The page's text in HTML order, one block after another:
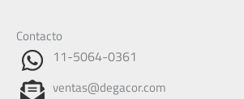
Contacto
11-5064-0361
ventas@degacor.com